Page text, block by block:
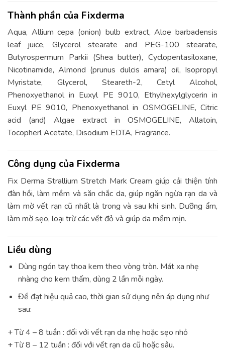
Thành phần của Fixderma
Aqua, Allium cepa (onion) bulb extract, Aloe barbadensis
leaf juice, Glycerol stearate and PEG-100 stearate,
Butyrospermum Parkii (Shea butter), Cyclopentasiloxane,
Nicotinamide, Almond (prunus dulcis amara) oil, Isopropyl
Myristate, Glycerol, Steareth-2, Cetyl Alcohol,
Phenoxyethanol in Euxyl PE 9010, Ethylhexylglycerin in
Euxyl PE 9010, Phenoxyethanol in OSMOGELINE, Citric
acid (and) Algae extract in OSMOGELINE, Allatoin,
Tocopherl Acetate, Disodium EDTA, Fragrance.
Công dụng của Fixderma
Fix Derma Strallium Stretch Mark Cream giúp cải thiện tính
đàn hồi, làm mềm và săn chắc da, giúp ngăn ngừa rạn da và
làm mờ vết rạn cũ nhất là trong và sau khi sinh. Dưỡng ẩm,
làm mờ sẹo, loại trừ các vết đỏ và giúp da mềm mịn.
Liều dùng
Dùng ngón tay thoa kem theo vòng tròn. Mát xa nhẹ
nhàng cho kem thấm, dùng 2 lần mỗi ngày.
Để đạt hiệu quả cao, thời gian sử dụng nên áp dụng như
sau:
+ Từ 4 – 8 tuần : đối với vết rạn da nhẹ hoặc sẹo nhỏ
+ Từ 8 – 12 tuần : đối với vết rạn da cũ hoặc sâu.